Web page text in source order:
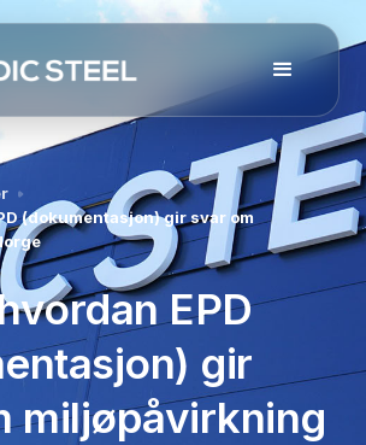
(dokumentasjon) gir svar om
EPD
gir
miljøpåvirkning